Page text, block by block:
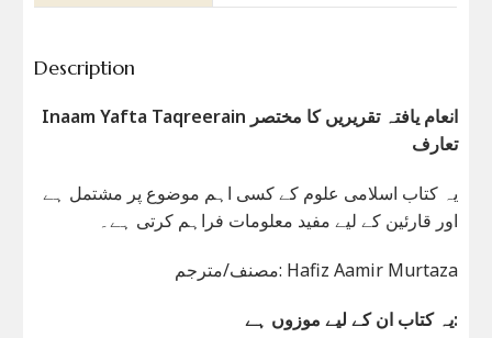
Description
Inaam Yafta Taqreerain انعام یافتہ تقریریں کا مختصر
تعارف
یہ کتاب اسلامی علوم کے کسی اہم موضوع پر مشتمل ہے
اور قارئین کے لیے مفید معلومات فراہم کرتی ہے۔
مصنف/مترجم: Hafiz Aamir Murtaza
یہ کتاب ان کے لیے موزوں ہے: